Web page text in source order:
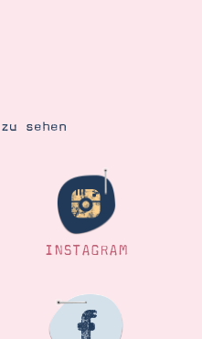
sehen
INSTAGRAM